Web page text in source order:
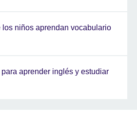
los niños aprendan vocabulario
aprender inglés y estudiar